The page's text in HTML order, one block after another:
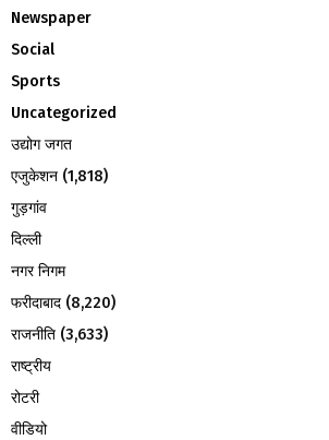
:Newspaper
Social
Sports
Uncategorized
उद्योग जगत
एजुकेशन (1,818)
गुड़गांव
दिल्ली
नगर निगम
फरीदाबाद (8,220)
राजनीति (3,633)
राष्ट्रीय
रोटरी
वीडियो